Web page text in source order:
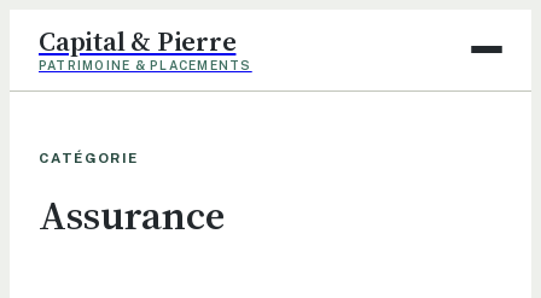
Capital & Pierre
PATRIMOINE & PLACEMENTS
CATÉGORIE
Assurance